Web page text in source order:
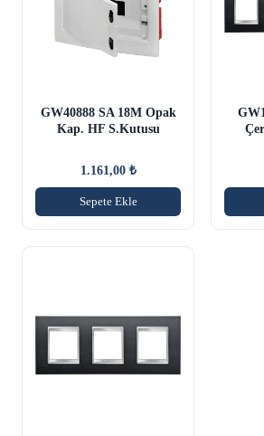
GW40888 SA 18M Opak
Kap. HF S.Kutusu
1.161,00 ₺
Sepete Ekle